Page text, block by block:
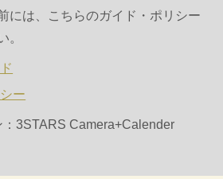
には、こちらのガイド・ポリシー
。
ー